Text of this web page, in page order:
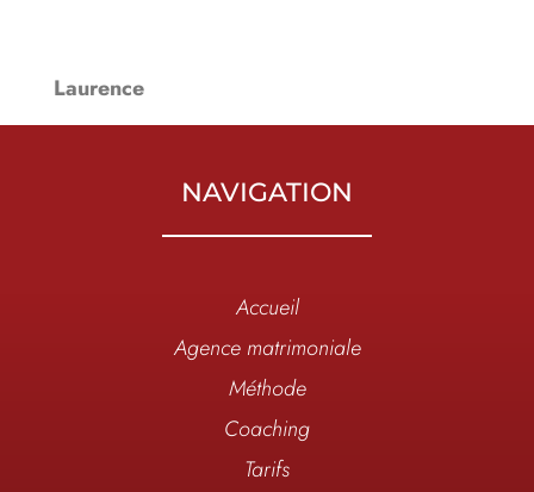
Laurence
NAVIGATION
Accueil
Agence matrimoniale
Méthode
Coaching
Tarifs